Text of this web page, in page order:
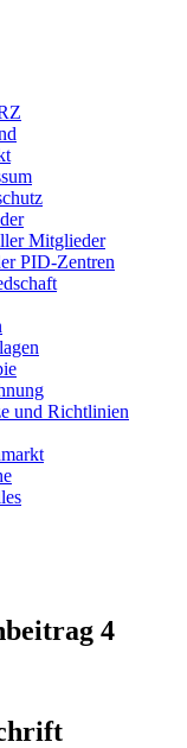
Mitglieder
PID-Zentren
und Richtlinien
4